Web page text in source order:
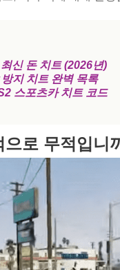
신 돈 치트 (2026년)
지 치트 완벽 목록
스포츠카 치트 코드
으로 무적입니